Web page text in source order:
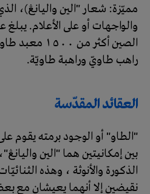
مميّزة: شعار "الين واليانڠ)،
والواجهات أو على الأعلام. يبلغ
راهب طاويّ وراهبة طاويّة.
العقائد المقدّسة
"الطاو" أو الوجود برمته يقوم
بين إمكانيتين هما "الين
الذكورة والأنوثة ، وهذه
نقيضين إلا أنهما يعيشان مع